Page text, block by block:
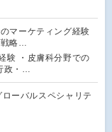
マーケティング経験
戦略…
験 ・皮膚科分野での
政・…
ーバルスペシャリテ